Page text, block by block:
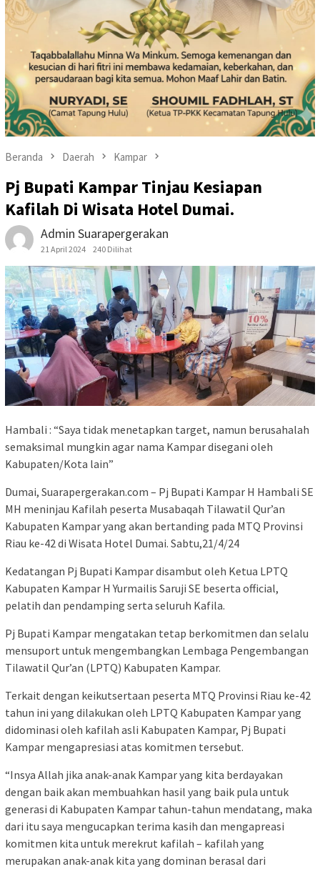
Beranda Daerah Kampar
Pj Bupati Kampar Tinjau Kesiapan
Kafilah Di Wisata Hotel Dumai.
Admin Suarapergerakan
21 April 2024 240 Dilihat
Hambali : “Saya tidak menetapkan target, namun berusahalah
semaksimal mungkin agar nama Kampar disegani oleh
Kabupaten/Kota lain”
Dumai, Suarapergerakan.com – Pj Bupati Kampar H Hambali SE
MH meninjau Kafilah peserta Musabaqah Tilawatil Qur’an
Kabupaten Kampar yang akan bertanding pada MTQ Provinsi
Riau ke-42 di Wisata Hotel Dumai. Sabtu,21/4/24
Kedatangan Pj Bupati Kampar disambut oleh Ketua LPTQ
Kabupaten Kampar H Yurmailis Saruji SE beserta official,
pelatih dan pendamping serta seluruh Kafila.
Pj Bupati Kampar mengatakan tetap berkomitmen dan selalu
mensuport untuk mengembangkan Lembaga Pengembangan
Tilawatil Qur’an (LPTQ) Kabupaten Kampar.
Terkait dengan keikutsertaan peserta MTQ Provinsi Riau ke-42
tahun ini yang dilakukan oleh LPTQ Kabupaten Kampar yang
didominasi oleh kafilah asli Kabupaten Kampar, Pj Bupati
Kampar mengapresiasi atas komitmen tersebut.
“Insya Allah jika anak-anak Kampar yang kita berdayakan
dengan baik akan membuahkan hasil yang baik pula untuk
generasi di Kabupaten Kampar tahun-tahun mendatang, maka
dari itu saya mengucapkan terima kasih dan mengapreasi
komitmen kita untuk merekrut kafilah – kafilah yang
merupakan anak-anak kita yang dominan berasal dari